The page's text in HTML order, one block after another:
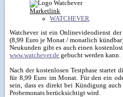
Marketlink
WATCHEVER
Watchever ist ein Onlinevideodienst
(8,99 Euro je Monat / monatlich
Neukunden gibt es auch einen
www.watchever.de gebucht werden kann.
Nach der kostenlosen Testphase startet
für 8,99 Euro im Monat. Für den ein
sein, dass es direkt bei Kündigung
Probemonats berücksichtigt wird.